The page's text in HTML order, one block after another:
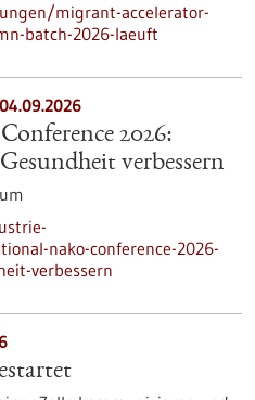
migrant-accelerator-
batch-2026-laeuft
04.09.2026
2026:
verbessern
nako-conference-2026-
verbessern